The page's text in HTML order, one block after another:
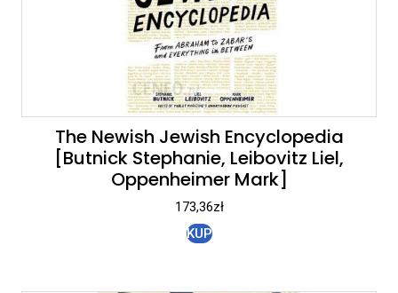
The Newish Jewish Encyclopedia
[Butnick Stephanie, Leibovitz Liel,
Oppenheimer Mark]
173,36zł
KUP